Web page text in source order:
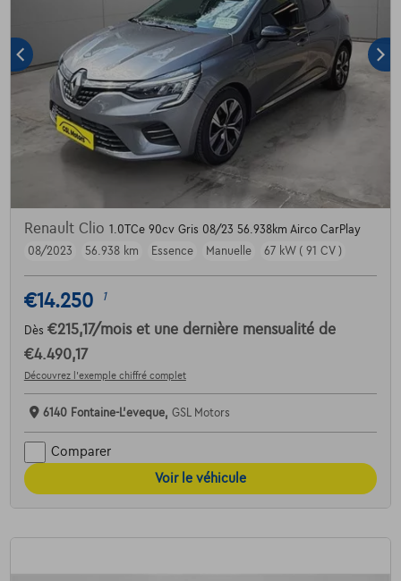
Renault Clio 1.0TCe 90cv Gris 08/23 56.938km Airco CarPlay
08/2023
56.938 km Essence Manuelle 67 kW ( 91 CV )
€14.250 1
Dès €215,17/mois et une dernière mensualité de
€4.490,17
Découvrez l’exemple chiffré complet
6140 Fontaine-L'eveque, GSL Motors
Comparer
Voir le véhicule